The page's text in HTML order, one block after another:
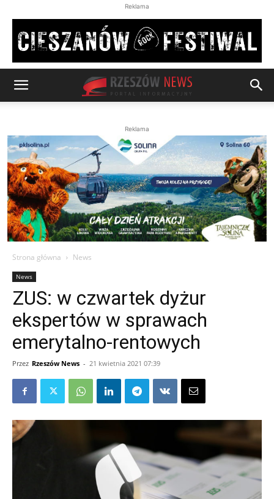
Reklama
Reklama
Strona główna News
News
ZUS: w czwartek dyżur
ekspertów w sprawach
emerytalno-rentowych
Przez Rzeszów News - 21 kwietnia 2021 07:39